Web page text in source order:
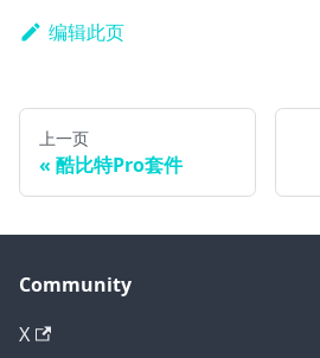
编辑此页
上一页
酷比特Pro套件
Community
X